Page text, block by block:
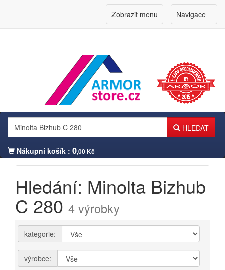
Navigace
Zobrazit menu
HLEDAT
Nákupní košík : 0,00 Kč
Přihlášení zákazníka
Přihlásit se
Nová registrace Ztráta hesla
Hledání: Minolta Bizhub
C 280 4 výrobky
kategorie:
výrobce: